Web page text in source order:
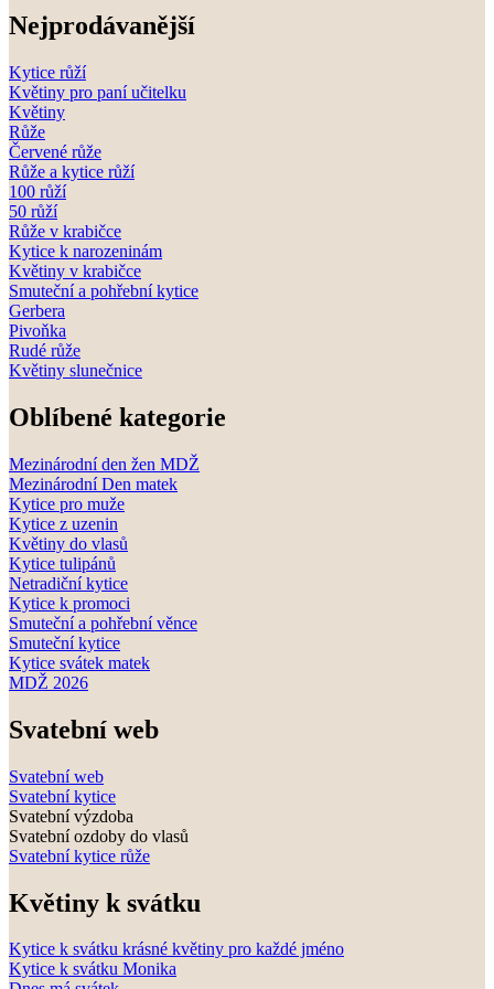
Nejprodávanější
Kytice růží
Květiny pro paní učitelku
Květiny
Růže
Červené růže
Růže a kytice růží
100 růží
50 růží
Růže v krabičce
Kytice k narozeninám
Květiny v krabičce
Smuteční a pohřební kytice
Gerbera
Pivoňka
Rudé růže
Květiny slunečnice
Oblíbené kategorie
Mezinárodní den žen MDŽ
Mezinárodní Den matek
Kytice pro muže
Kytice z uzenin
Květiny do vlasů
Kytice tulipánů
Netradiční kytice
Kytice k promoci
Smuteční a pohřební věnce
Smuteční kytice
Kytice svátek matek
MDŽ 2026
Svatební web
Svatební web
Svatební kytice
Svatební výzdoba
Svatební ozdoby do vlasů
Svatební kytice růže
Květiny k svátku
Kytice k svátku krásné květiny pro každé jméno
Kytice k svátku Monika